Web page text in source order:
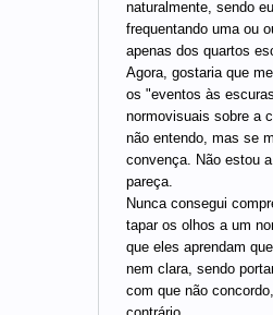
naturalmente, sendo
frequentando uma ou
apenas dos quartos
Agora, gostaria que
os "eventos às
normovisuais sobre a
não entendo, mas se
convença. Não estou
pareça.
Nunca consegui
tapar os olhos a um
que eles aprendam
nem clara, sendo
com que não